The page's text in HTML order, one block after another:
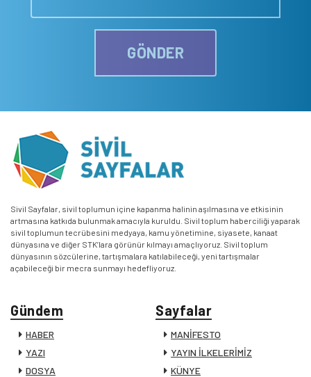
GÖNDER
Sivil Sayfalar, sivil toplumun içine kapanma halinin aşılmasına ve etkisinin
artmasına katkıda bulunmak amacıyla kuruldu. Sivil toplum haberciliği yaparak
sivil toplumun tecrübesini medyaya, kamu yönetimine, siyasete, kanaat
dünyasına ve diğer STK’lara görünür kılmayı amaçlıyoruz. Sivil toplum
dünyasının sözcülerine, tartışmalara katılabileceği, yeni tartışmalar
açabileceği bir mecra sunmayı hedefliyoruz.
Gündem
HABER
YAZI
DOSYA
Sayfalar
MANİFESTO
YAYIN İLKELERİMİZ
KÜNYE